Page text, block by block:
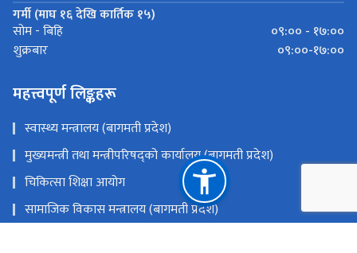
गर्मी (माघ १६ देखि कार्तिक १५)
सोम - बिहि
०९:०० - १७:००
शुक्रबार
०९:००-१७:००
महत्त्वपूर्ण लिङ्कहरू
स्वास्थ्य मन्त्रालय (बागमती प्रदेश)
मुख्यमन्त्री तथा मन्त्रीपरिषद्को कार्यालय (बागमती प्रदेश)
चिकित्सा शिक्षा आयोग
सामाजिक विकास मन्त्रालय (बागमती प्रदेश)